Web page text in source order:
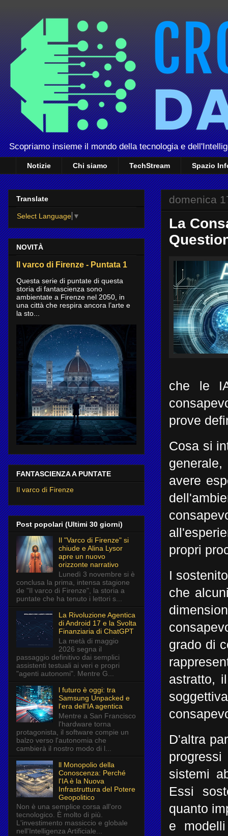
Scopriamo insieme il mondo della tecnologia e
Notizie Chi siamo TechStream Spazio
domenica
La
che le
prove
Cosa si
avere
propri
I
che
grado di
astratto,
D'altra
sistemi
Essi
quanto
e
Translate
Select Language ▼
NOVITÀ
Il varco di Firenze - Puntata 1
Questa serie di puntate di questa
storia di fantascienza sono
ambientate a Firenze nel 2050, in
una città che respira ancora l’arte e
la sto...
FANTASCIENZA A PUNTATE
Il varco di Firenze
Post popolari (Ultimi 30 giorni)
Il "Varco di Firenze" si
chiude e Alina Lysor
apre un nuovo
orizzonte narrativo
Lunedì 3 novembre si è
conclusa la prima, intensa stagione
de "Il varco di Firenze", la storia a
puntate che ha tenuto i lettori s...
La Rivoluzione Agentica
di Android 17 e la Svolta
Finanziaria di ChatGPT
La metà di maggio
2026 segna il
passaggio definitivo dai semplici
assistenti testuali ai veri e propri
"agenti autonomi". Mentre G...
l futuro è oggi: tra
Samsung Unpacked e
l'era dell'IA agentica
Mentre a San Francisco
l'hardware torna
protagonista, il software compie un
balzo verso l'autonomia che
cambierà il nostro modo di l...
ll Monopolio della
Conoscenza: Perché
l'IA è la Nuova
Infrastruttura del Potere
Geopolitico
Non è una semplice corsa all'oro
tecnologico. È molto di più.
L'investimento massiccio e globale
nell'Intelligenza Artificiale...